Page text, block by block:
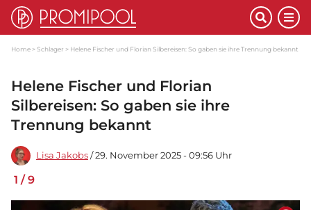
Home Schlager Helene Fischer und Florian Silbereisen: So gaben sie ihre Trennung bekannt
Helene Fischer und Florian
Silbereisen: So gaben sie ihre
Trennung bekannt
Lisa Jakobs / 29. November 2025 - 09:56 Uhr
1 /9